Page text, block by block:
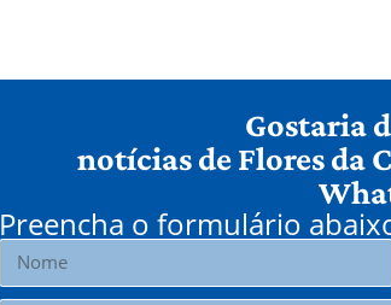
Gostaria
notícias de Flores da
Preencha o formulário